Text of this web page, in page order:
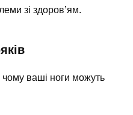
зі здоров’ям.
чому ваші ноги можуть